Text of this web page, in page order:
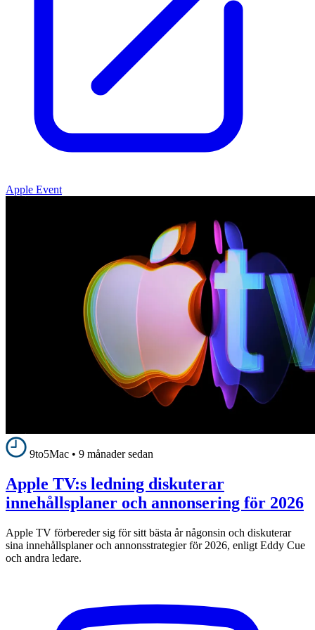
Apple Event
9to5Mac • 9 månader sedan
Apple TV:s ledning diskuterar
innehållsplaner och annonsering för 2026
Apple TV förbereder sig för sitt bästa år någonsin och diskuterar
sina innehållsplaner och annonsstrategier för 2026, enligt Eddy Cue
och andra ledare.